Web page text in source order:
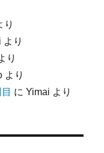
り
より
り
より
にYimai より